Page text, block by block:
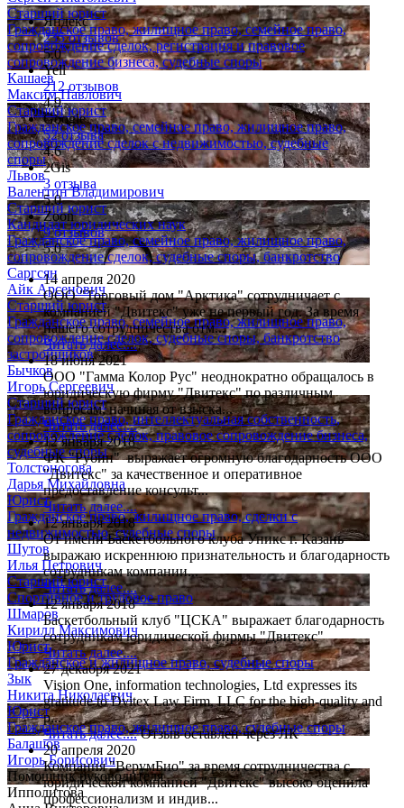
Старший юрист
Гражданское право, жилищное право, семейное право,
сопровождение сделок, регистрация и правовое
сопровождение бизнеса, судебные споры
Кашаев
Максим Павлович
Старший юрист
Гражданское право, семейное право, жилищное право,
сопровождение сделок с недвижимостью, судебные
споры
Львов
Валентин Владимирович
Старший юрист
Кандидат юридических наук
Гражданское право, семейное право, жилищное право,
сопровождение сделок, судебные споры, банкротство
Саргсян
Айк Арсенович
Старший юрист
Гражданское право, семейное право, жилищное право,
сопровождение сделок, судебные споры, банкротство
застройщиков
Бычков
Игорь Сергеевич
Старший юрист
Гражданское право, интеллектуальная собственность,
сопровождение сделок, правовое сопровождение бизнеса,
судебные споры
Толстоногова
Дарья Михайловна
Юрист
Гражданское право, жилищное право, сделки с
недвижимостью, судебные споры
Шутов
Илья Петрович
Старший юрист
Спортивное и трудовое право
Шмаров
Кирилл Максимович
Юрист
Гражданское и жилищное право, судебные споры
Зык
Никита Николаевич
Юрист
Гражданское право, жилищное право, судебные споры
Балашов
Игорь Борисович
Помощник руководителя
Ипполитова
Яндекс
235 отзывов
5.0
Yell
212 отзывов
4.9
Google
52 отзыва
4.6
2Gis
3 отзыва
5.0
Zoon
9 отзывов
5.0
14 апреля 2020
ООО "Торговый дом "Арктика" сотрудничает с
компанией "Двитекс" уже не первый год. За время
нашего сотрудничества отм...
Читать далее....
18 июня 2021
ООО "Гамма Колор Рус" неоднократно обращалось в
юридическую фирму "Двитекс" по различным
вопросам, начиная от взыска...
Читать далее....
12 января 2018
ФК "Рубин" выражает огромную благодарность ООО
"Двитекс" за качественное и оперативное
предоставление консульт...
Читать далее....
12 января 2018
От имени Баскетбольного клуба Уникс г. Казань
выражаю искреннюю признательность и благодарность
сотрудникам компании...
Читать далее....
12 января 2018
Баскетбольный клуб "ЦСКА" выражает благодарность
сотрудникам юридической фирмы "Двитекс"
Читать далее....
27 декабря 2021
Vision One, information technologies, Ltd expresses its
gratitude to Dvitex Law Firm, LLC for the high-quality and
p...
Читать далее.... Отзыв оставлен через ЛК
20 апреля 2020
Компания "ВерумБио" за время сотрудничества с
юридической компанией "Двитекс" высоко оценила
профессионализм и индив...